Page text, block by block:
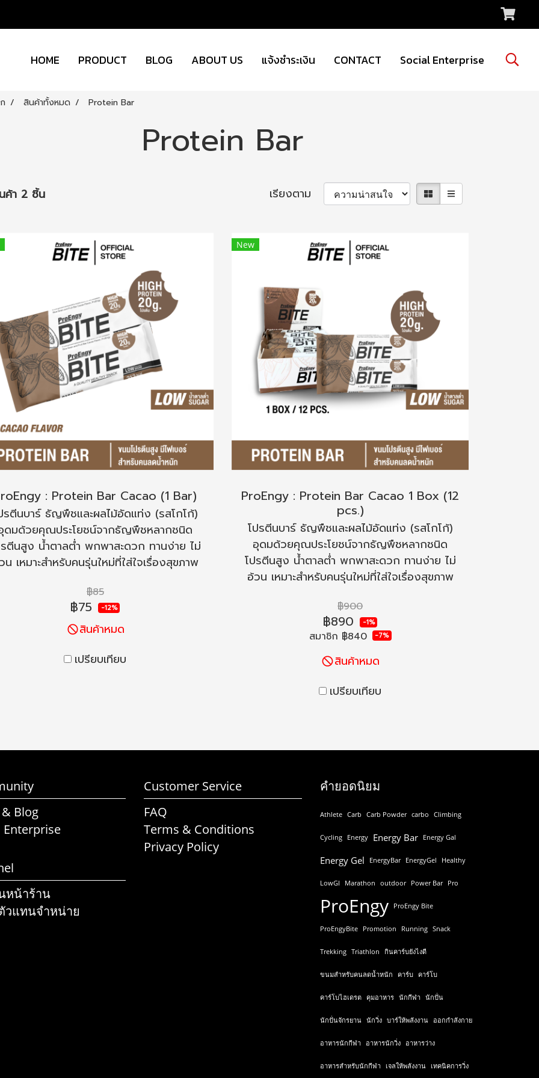
HOME PRODUCT BLOG ABOUT US แจ้งชำระเงิน CONTACT Social Enterprise
สินค้าทั้งหมด Protein Bar
Protein Bar
ค้า 2 ชิ้น เรียงตาม
: Protein Bar Cacao (1 Bar)
รตีนบาร์ ธัญพืชและผลไม้อัดแท่ง (รสโกโก้)
ดมด้วยคุณประโยชน์จากธัญพืชหลากชนิด
ตีนสูง น้ำตาลต่ำ พกพาสะดวก ทานง่าย ไม่
น เหมาะสำหรับคนรุ่นใหม่ที่ใส่ใจเรื่องสุขภาพ
฿85
฿75 -12%
สินค้าหมด
เปรียบเทียบ
New
ProEngy : Protein Bar Cacao 1 Box (12
pcs.)
โปรตีนบาร์ ธัญพืชและผลไม้อัดแท่ง (รสโกโก้)
อุดมด้วยคุณประโยชน์จากธัญพืชหลากชนิด
โปรตีนสูง น้ำตาลต่ำ พกพาสะดวก ทานง่าย ไม่
อ้วน เหมาะสำหรับคนรุ่นใหม่ที่ใส่ใจเรื่องสุขภาพ
฿900
฿890 -1%
สมาชิก ฿840 -7%
สินค้าหมด
เปรียบเทียบ
Blog
Enterprise
Customer Service
FAQ
Terms & Conditions
Privacy Policy
หน้าร้าน
วแทนจำหน่าย
คำยอดนิยม
Athlete Carb Carb Powder carbo Climbing
Cycling Energy Energy Bar Energy Gal
Energy Gel EnergyBar EnergyGel Healthy
LowGI Marathon outdoor Power Bar Pro
ProEngy ProEngy Bite
ProEngyBite Promotion Running Snack
Trekking Triathlon กินคาร์บยังไงดี
ขนมสำหรับคนลดน้ำหนัก คาร์บ คาร์โบ
คาร์โบไฮเดรต คุมอาหาร นักกีฬา นักปั่น
นักปั่นจักรยาน นักวิ่ง บาร์ให้พลังงาน ออกกำลังกาย
อาหารนักกีฬา อาหารนักวิ่ง อาหารว่าง
อาหารสำหรับนักกีฬา เจลให้พลังงาน เทคนิคการวิ่ง